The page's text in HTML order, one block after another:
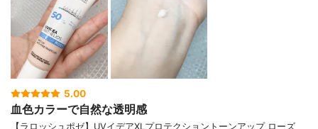
5.00
血色カラーで自然な透明感
【ラロッシュポゼ】UVイデアXLプロテクショントーンアップ ローズ